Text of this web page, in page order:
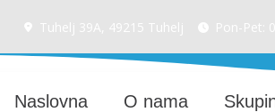
Tuhelj 39A, 49215 Tuhelj Pon-Pet:
Naslovna O nama